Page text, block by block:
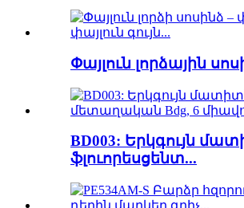
Փայլուն լորձային
BD003: Երկգույն
ֆլուորեսցենտ...